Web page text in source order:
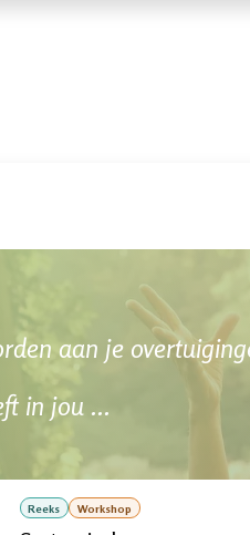
aan je
in jou ...
Reeks Workshop